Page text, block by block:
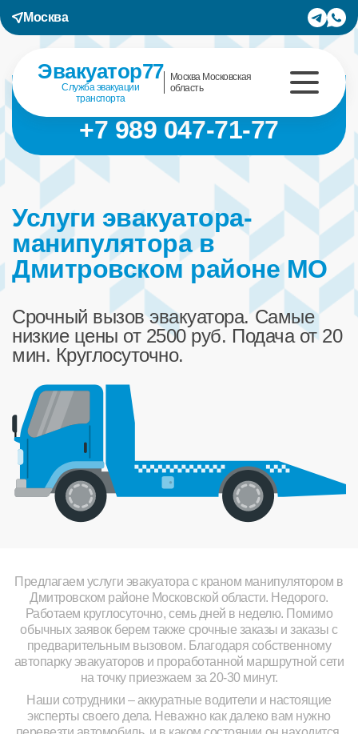
Москва
Эвакуатор77
Служба эвакуации
транспорта
Москва Московская
область
+7 989 047-71-77
Услуги эвакуатора-
манипулятора в
Дмитровском районе МО
Срочный вызов эвакуатора. Самые
низкие цены от 2500 руб. Подача от 20
мин. Круглосуточно.
Предлагаем услуги эвакуатора с краном манипулятором в
Дмитровском районе Московской области. Недорого.
Работаем круглосуточно, семь дней в неделю. Помимо
обычных заявок берем также срочные заказы и заказы с
предварительным вызовом. Благодаря собственному
автопарку эвакуаторов и проработанной маршрутной сети
на точку приезжаем за 20-30 минут.
Наши сотрудники – аккуратные водители и настоящие
эксперты своего дела. Неважно как далеко вам нужно